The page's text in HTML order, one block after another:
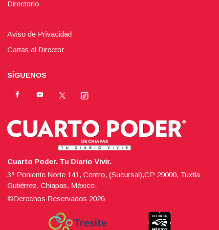
Directorio
Aviso de Privacidad
Cartas al Director
SÍGUENOS
Cuarto Poder. Tu Diario Vivir.
3ª Poniente Norte 141, Centro, (Sucursal),CP 29000, Tuxtla
Gutiérrez, Chiapas, México.
©Derechos Reservados 2026